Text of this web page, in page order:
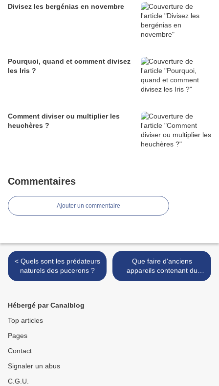
Divisez les bergénias en novembre
Pourquoi, quand et comment divisez
les Iris ?
Comment diviser ou multiplier les
heuchères ?
Commentaires
Ajouter un commentaire
< Quels sont les prédateurs
naturels des pucerons ?
Que faire d'anciens
appareils contenant du
mercure ? >
Hébergé par Canalblog
Top articles
Pages
Contact
Signaler un abus
C.G.U.